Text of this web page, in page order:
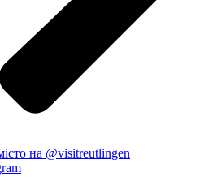
на @visitreutlingen